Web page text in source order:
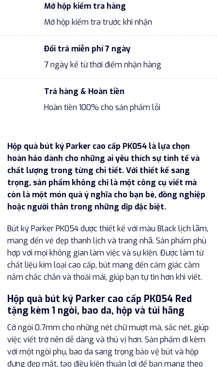
Mở hộp kiểm tra hàng
Mở hộp kiểm tra trước khi nhận
Đổi trả miễn phí 7 ngày
7 ngày kể từ thời điểm nhận hàng
Trả hàng & Hoàn tiền
Hoàn tiền 100% cho sản phẩm lỗi
Hộp quà bút ký Parker cao cấp PK054 là lựa chọn
hoàn hảo dành cho những ai yêu thích sự tinh tế và
chất lượng trong từng chi tiết. Với thiết kế sang
trọng, sản phẩm không chỉ là một công cụ viết mà
còn là một món quà ý nghĩa cho bạn bè, đồng nghiệp
hoặc người thân trong những dịp đặc biệt.
Bút ký Parker PK054 được thiết kế với màu Black lịch lãm,
mang đến vẻ đẹp thanh lịch và trang nhã. Sản phẩm phù
hợp với mọi không gian làm việc và sự kiện. Được làm từ
chất liệu kim loại cao cấp, bút mang đến cảm giác cầm
nắm chắc chắn và thoải mái, giúp bạn tự tin hơn khi viết.
Hộp quà bút ký Parker cao cấp PK054 Red
tặng kèm 1 ngòi, bao da, hộp và túi hãng
Cỡ ngòi 0.7mm cho những nét chữ mượt mà, sắc nét, giúp
việc viết trở nên dễ dàng và thú vị hơn. Sản phẩm đi kèm
với một ngòi phụ, bao da sang trọng bảo vệ bút và hộp
đựng đẹp mắt, tạo điều kiện thuận lợi để bạn mang theo